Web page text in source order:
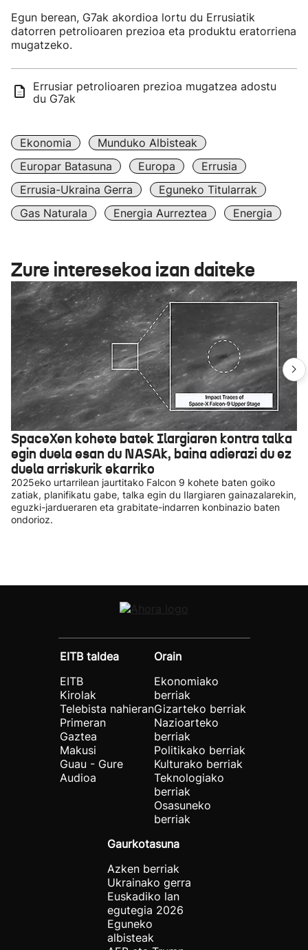
Egun berean, G7ak akordioa lortu du Errusiatik
datorren petrolioaren prezioa eta produktu eratorriena
mugatzeko.
Errusiar petrolioaren prezioa mugatzea adostu
du G7ak
Ekonomia
Munduko Albisteak
Europar Batasuna
Europa
Errusia
Errusia-Ukraina Gerra
Eguneko Titularrak
Gas Naturala
Energia Aurreztea Energia
Zure interesekoa izan daiteke
SpaceXen kohete batek Ilargiaren kontra talka
egin duela esan du NASAk, baina adierazi du ez
duela arriskurik ekarriko
2025eko urtarrilean jaurtitako Falcon 9 kohete baten goiko
zatiak, planifikatu gabe, talka egin du Ilargiaren gainazalarekin,
eguzki-jardueraren eta grabitate-indarren konbinazio baten
ondorioz.
EITB taldea
EITB
Kirolak
Telebista nahieran
Primeran
Gaztea
Makusi
Guau - Gure
Audioa
Orain
Ekonomiako
berriak
Gizarteko berriak
Nazioarteko
berriak
Politikako berriak
Kulturako berriak
Teknologiako
berriak
Osasuneko
berriak
Gaurkotasuna
Azken berriak
Ukrainako gerra
Euskadiko lan
egutegia 2026
Eguneko
albisteak